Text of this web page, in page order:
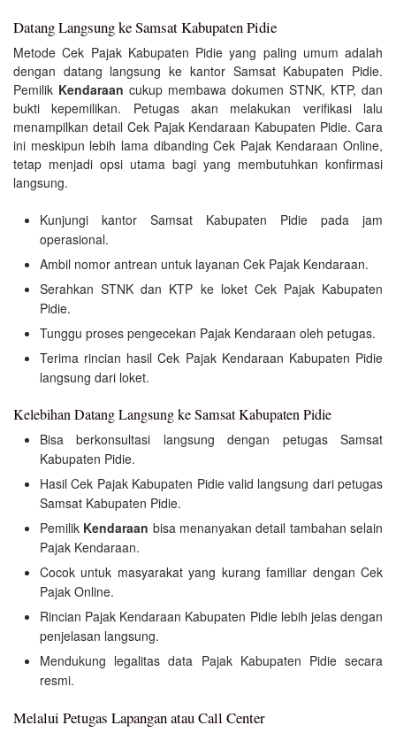
Datang Langsung ke Samsat Kabupaten Pidie
Metode Cek Pajak Kabupaten Pidie yang paling umum adalah
dengan datang langsung ke kantor Samsat Kabupaten Pidie.
Pemilik Kendaraan cukup membawa dokumen STNK, KTP, dan
bukti kepemilikan. Petugas akan melakukan verifikasi lalu
menampilkan detail Cek Pajak Kendaraan Kabupaten Pidie. Cara
ini meskipun lebih lama dibanding Cek Pajak Kendaraan Online,
tetap menjadi opsi utama bagi yang membutuhkan konfirmasi
langsung.
Kunjungi kantor Samsat Kabupaten Pidie pada jam
operasional.
Ambil nomor antrean untuk layanan Cek Pajak Kendaraan.
Serahkan STNK dan KTP ke loket Cek Pajak Kabupaten
Pidie.
Tunggu proses pengecekan Pajak Kendaraan oleh petugas.
Terima rincian hasil Cek Pajak Kendaraan Kabupaten Pidie
langsung dari loket.
Kelebihan Datang Langsung ke Samsat Kabupaten Pidie
Bisa berkonsultasi langsung dengan petugas Samsat
Kabupaten Pidie.
Hasil Cek Pajak Kabupaten Pidie valid langsung dari petugas
Samsat Kabupaten Pidie.
Pemilik Kendaraan bisa menanyakan detail tambahan selain
Pajak Kendaraan.
Cocok untuk masyarakat yang kurang familiar dengan Cek
Pajak Online.
Rincian Pajak Kendaraan Kabupaten Pidie lebih jelas dengan
penjelasan langsung.
Mendukung legalitas data Pajak Kabupaten Pidie secara
resmi.
Melalui Petugas Lapangan atau Call Center